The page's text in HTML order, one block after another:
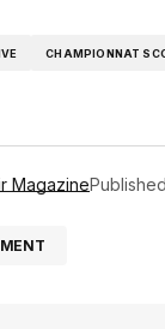
CHAMPIONNAT
MagazinePublished